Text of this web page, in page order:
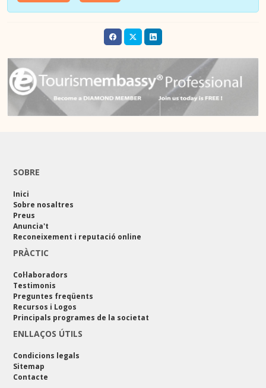
SOBRE
Inici
Sobre nosaltres
Preus
Anuncia't
Reconeixement i reputació online
PRÀCTIC
Col·laboradors
Testimonis
Preguntes freqüents
Recursos i Logos
Principals programes de la societat
ENLLAÇOS ÚTILS
Condicions legals
Sitemap
Contacte